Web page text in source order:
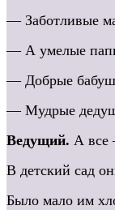
— Заботливые
— А умелые
— Добрые
— Мудрые
Ведущий. А все
В детский сад
Было мало им